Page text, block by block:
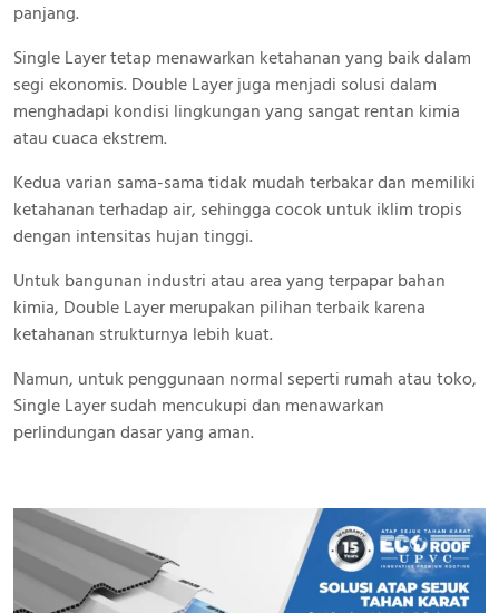
panjang.
Single Layer tetap menawarkan ketahanan yang baik dalam
segi ekonomis. Double Layer juga menjadi solusi dalam
menghadapi kondisi lingkungan yang sangat rentan kimia
atau cuaca ekstrem.
Kedua varian sama-sama tidak mudah terbakar dan memiliki
ketahanan terhadap air, sehingga cocok untuk iklim tropis
dengan intensitas hujan tinggi.
Untuk bangunan industri atau area yang terpapar bahan
kimia, Double Layer merupakan pilihan terbaik karena
ketahanan strukturnya lebih kuat.
Namun, untuk penggunaan normal seperti rumah atau toko,
Single Layer sudah mencukupi dan menawarkan
perlindungan dasar yang aman.